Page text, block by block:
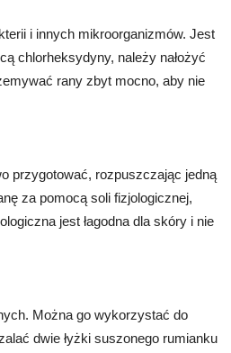
i innych mikroorganizmów. Jest
chlorheksydyny, należy nałożyć
rany zbyt mocno, aby nie
przygotować, rozpuszczając jedną
za pomocą soli fizjologicznej,
jest łagodna dla skóry i nie
Można go wykorzystać do
dwie łyżki suszonego rumianku